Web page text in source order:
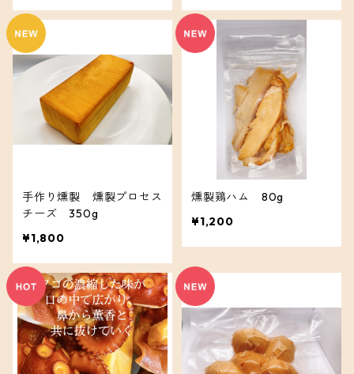
手作り燻製 燻製プロセス
チーズ 350g
¥1,800
燻製鶏ハム 80g
¥1,200